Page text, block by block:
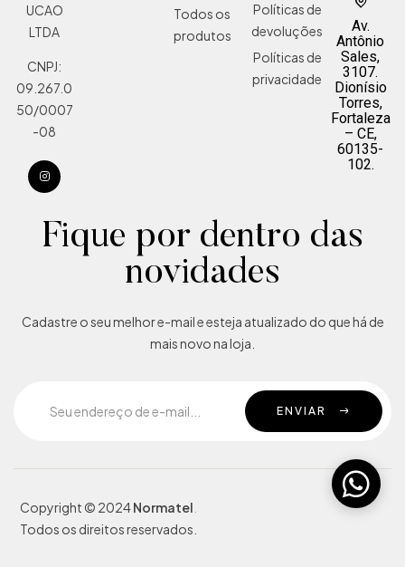
UCAO
LTDA
CNPJ:
09.267.0
50/0007
-08
Todos os
produtos
Políticas de
devoluções
Políticas de
privacidade
Av.
Antônio
Sales,
3107.
Dionísio
Torres,
Fortaleza
– CE,
60135-
102.
Fique por dentro das
novidades
Cadastre o seu melhor e-mail e esteja atualizado do que há de
mais novo na loja.
ENVIAR
Copyright © 2024Normatel
Todos os direitos reservados.